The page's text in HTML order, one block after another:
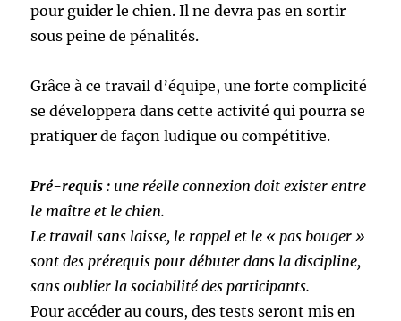
pour guider le chien. Il ne devra pas en sortir
sous peine de pénalités.
Grâce à ce travail d’équipe, une forte complicité
se développera dans cette activité qui pourra se
pratiquer de façon ludique ou compétitive.
Pré-requis : une réelle connexion doit exister entre
le maître et le chien.
Le travail sans laisse, le rappel et le « pas bouger »
sont des prérequis pour débuter dans la discipline,
sans oublier la sociabilité des participants.
Pour accéder au cours, des tests seront mis en